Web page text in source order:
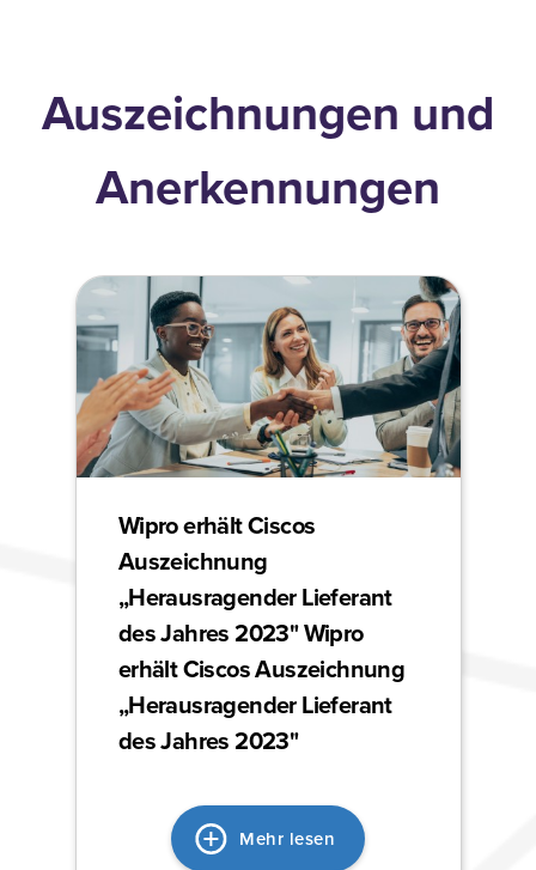
Auszeichnungen und
Anerkennungen
Wipro erhält Ciscos
Auszeichnung
„Herausragender Lieferant
des Jahres 2023" Wipro
erhält Ciscos Auszeichnung
„Herausragender Lieferant
des Jahres 2023"
Mehr lesen